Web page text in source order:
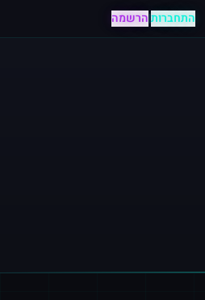
התחברות|הרשמה